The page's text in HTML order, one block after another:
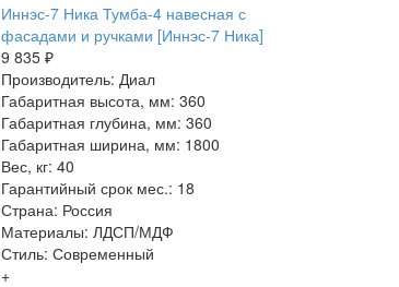
Иннэс-7 Ника Тумба-4 навесная с
фасадами и ручками [Иннэс-7 Ника]
9 835 ₽
Производитель: Диал
Габаритная высота, мм: 360
Габаритная глубина, мм: 360
Габаритная ширина, мм: 1800
Вес, кг: 40
Гарантийный срок мес.: 18
Страна: Россия
Материалы: ЛДСП/МДФ
Стиль: Современный
+